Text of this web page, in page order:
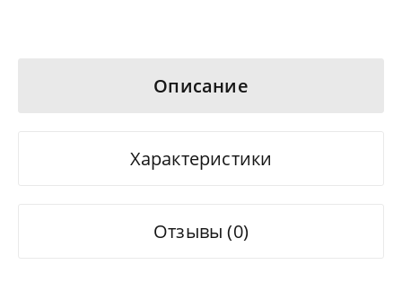
Описание
Характеристики
Отзывы (0)